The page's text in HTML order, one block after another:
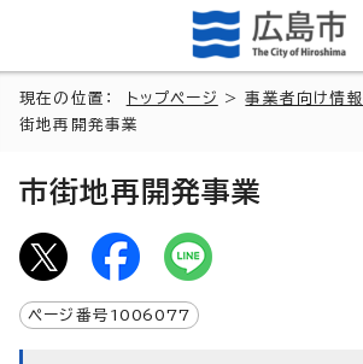
現在の位置： トップページ >事業者向け情報
街地再開発事業
市街地再開発事業
ページ番号 1006077